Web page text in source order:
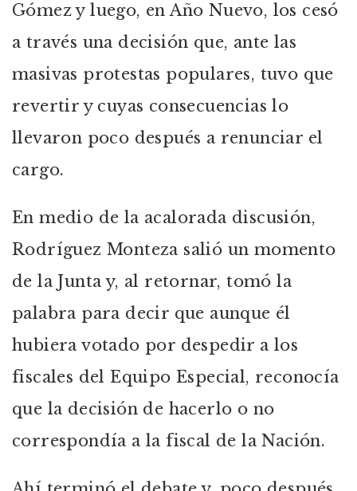
Gómez y luego, en Año Nuevo, los cesó
a través una decisión que, ante las
masivas protestas populares, tuvo que
revertir y cuyas consecuencias lo
llevaron poco después a renunciar el
cargo.
En medio de la acalorada discusión,
Rodríguez Monteza salió un momento
de la Junta y, al retornar, tomó la
palabra para decir que aunque él
hubiera votado por despedir a los
fiscales del Equipo Especial, reconocía
que la decisión de hacerlo o no
correspondía a la fiscal de la Nación.